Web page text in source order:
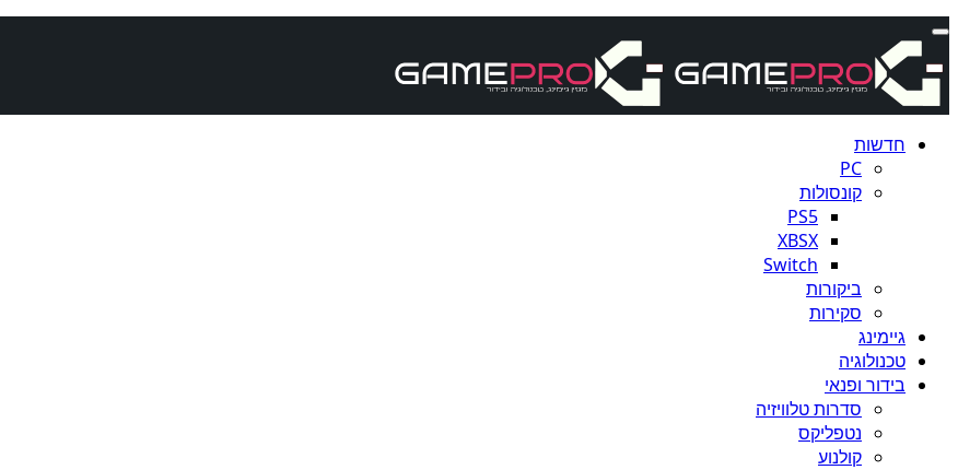
חדשות
PC
קונסולות
PS5
XBSX
Switch
ביקורות
סקירות
גיימינג
טכנולוגיה
בידור ופנאי
סדרות טלוויזיה
נטפליקס
קולנוע